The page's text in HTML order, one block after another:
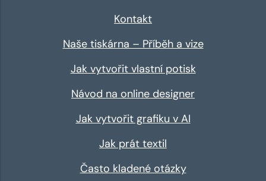
Kontakt
Naše tiskárna – Příběh a vize
Jak vytvořit vlastní potisk
Návod na online designer
Jak vytvořit grafiku v AI
Jak prát textil
Často kladené otázky